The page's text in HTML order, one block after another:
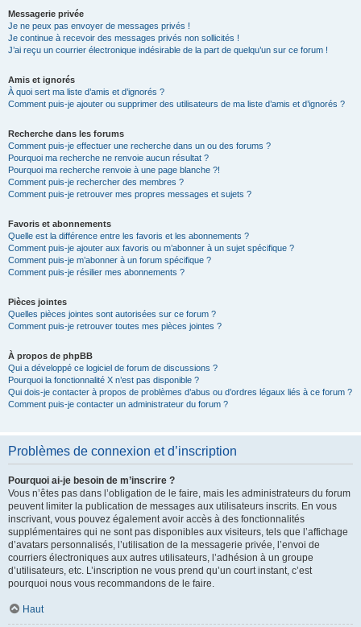
Messagerie privée
Je ne peux pas envoyer de messages privés !
Je continue à recevoir des messages privés non sollicités !
J’ai reçu un courrier électronique indésirable de la part de quelqu’un sur ce forum !
Amis et ignorés
À quoi sert ma liste d’amis et d’ignorés ?
Comment puis-je ajouter ou supprimer des utilisateurs de ma liste d’amis et d’ignorés ?
Recherche dans les forums
Comment puis-je effectuer une recherche dans un ou des forums ?
Pourquoi ma recherche ne renvoie aucun résultat ?
Pourquoi ma recherche renvoie à une page blanche ?!
Comment puis-je rechercher des membres ?
Comment puis-je retrouver mes propres messages et sujets ?
Favoris et abonnements
Quelle est la différence entre les favoris et les abonnements ?
Comment puis-je ajouter aux favoris ou m’abonner à un sujet spécifique ?
Comment puis-je m’abonner à un forum spécifique ?
Comment puis-je résilier mes abonnements ?
Pièces jointes
Quelles pièces jointes sont autorisées sur ce forum ?
Comment puis-je retrouver toutes mes pièces jointes ?
À propos de phpBB
Qui a développé ce logiciel de forum de discussions ?
Pourquoi la fonctionnalité X n’est pas disponible ?
Qui dois-je contacter à propos de problèmes d’abus ou d’ordres légaux liés à ce forum ?
Comment puis-je contacter un administrateur du forum ?
Problèmes de connexion et d’inscription
Pourquoi ai-je besoin de m’inscrire ?
Vous n’êtes pas dans l’obligation de le faire, mais les administrateurs du forum
peuvent limiter la publication de messages aux utilisateurs inscrits. En vous
inscrivant, vous pouvez également avoir accès à des fonctionnalités
supplémentaires qui ne sont pas disponibles aux visiteurs, tels que l’affichage
d’avatars personnalisés, l’utilisation de la messagerie privée, l’envoi de
courriers électroniques aux autres utilisateurs, l’adhésion à un groupe
d’utilisateurs, etc. L’inscription ne vous prend qu’un court instant, c’est
pourquoi nous vous recommandons de le faire.
Haut